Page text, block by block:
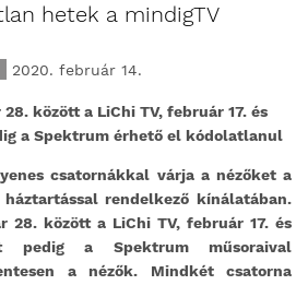
hetek a mindigTV
2020. február 14.
között a LiChi TV, február 17. és
a Spektrum érhető el kódolatlanul
csatornákkal várja a nézőket a
rendelkező kínálatában.
28. között a LiChi TV, február 17. és
pedig a Spektrum műsoraival
a nézők. Mindkét csatorna